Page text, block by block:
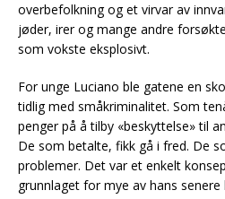
overbefolkning og et virvar av
jøder, irer og mange andre
som vokste eksplosivt.
For unge Luciano ble gatene en
tidlig med småkriminalitet. Som
penger på å tilby «beskyttelse» til
De som betalte, fikk gå i fred. De
problemer. Det var et enkelt
grunnlaget for mye av hans senere